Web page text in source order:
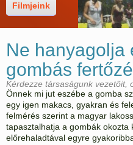
Filmjeink
Ne hanyagolja
gombás
Kérdezze társaságunk vezetőit,
Önnek mi jut eszébe a gomba
egy igen makacs, gyakran és
felmérés szerint a magyar
tapasztalhatja a gombák
előrehaladtával egyre